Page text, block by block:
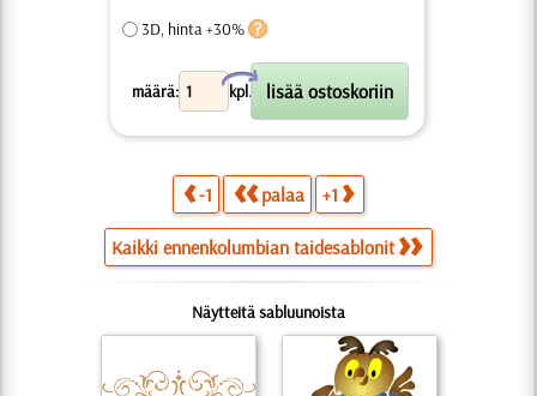
3D, hinta +30%
määrä: kpl.
X
-1 palaa +1
Kaikki ennenkolumbian taidesablonit
Näytteitä sabluunoista